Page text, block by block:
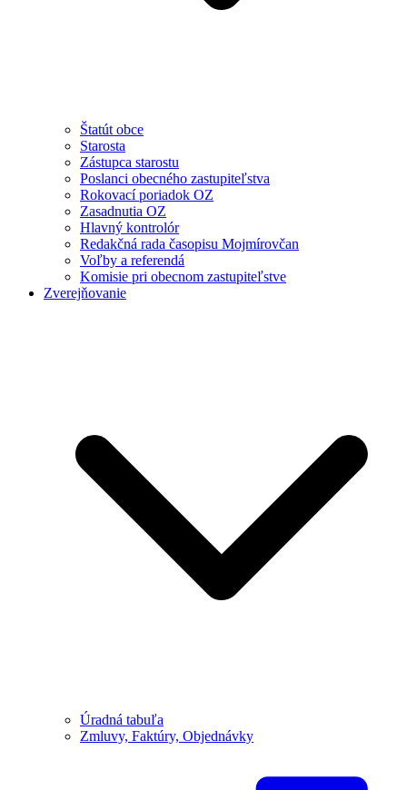
Štatút obce
Starosta
Zástupca starostu
Poslanci obecného zastupiteľstva
Rokovací poriadok OZ
Zasadnutia OZ
Hlavný kontrolór
Redakčná rada časopisu Mojmírovčan
Voľby a referendá
Komisie pri obecnom zastupiteľstve
Zverejňovanie
Úradná tabuľa
Zmluvy, Faktúry, Objednávky